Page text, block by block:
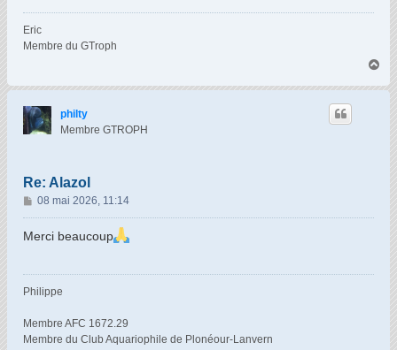
Eric
Membre du GTroph
u
philty
Membre GTROPH
Re: Alazol
M
e
s
e
08 mai 2026, 11:14
Merci beaucoup
Philippe
Membre AFC 1672.29
Membre du Club Aquariophile de Plonéour-Lanvern